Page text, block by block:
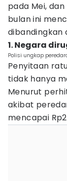
pada Mei,
bulan ini
dibandingkan
1. Negara
Polisi ungkap
Penyitaan
tidak hanya
Menurut
akibat
mencapai